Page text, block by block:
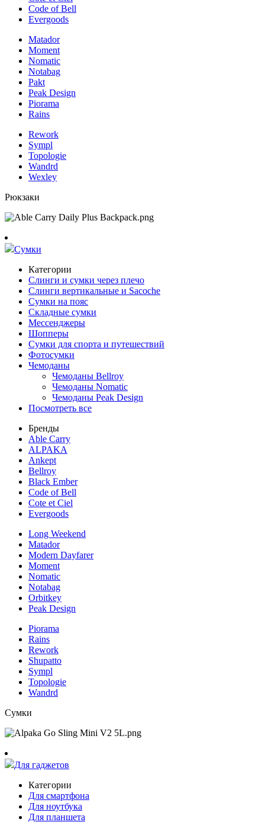
Code of Bell
Evergoods
Matador
Moment
Nomatic
Notabag
Pakt
Peak Design
Piorama
Rains
Rework
Sympl
Topologie
Wandrd
Wexley
Рюкзаки
Сумки
Категории
Слинги и сумки через плечо
Слинги вертикальные и Sacoche
Сумки на пояс
Складные сумки
Мессенджеры
Шопперы
Сумки для спорта и путешествий
Фотосумки
Чемоданы
Чемоданы Bellroy
Чемоданы Nomatic
Чемоданы Peak Design
Посмотреть все
Бренды
Able Carry
ALPAKA
Ankept
Bellroy
Black Ember
Code of Bell
Cote et Ciel
Evergoods
Long Weekend
Matador
Modern Dayfarer
Moment
Nomatic
Notabag
Orbitkey
Peak Design
Piorama
Rains
Rework
Shupatto
Sympl
Topologie
Wandrd
Сумки
Для гаджетов
Категории
Для смартфона
Для ноутбука
Для планшета